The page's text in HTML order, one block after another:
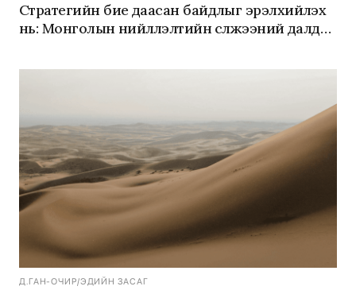
Стратегийн бие даасан байдлыг эрэлхийлэх
нь: Монголын нийлүүлэлтийн сүлжээний далд
Д.ГАН-ОЧИР/ЭДИЙН ЗАСАГ